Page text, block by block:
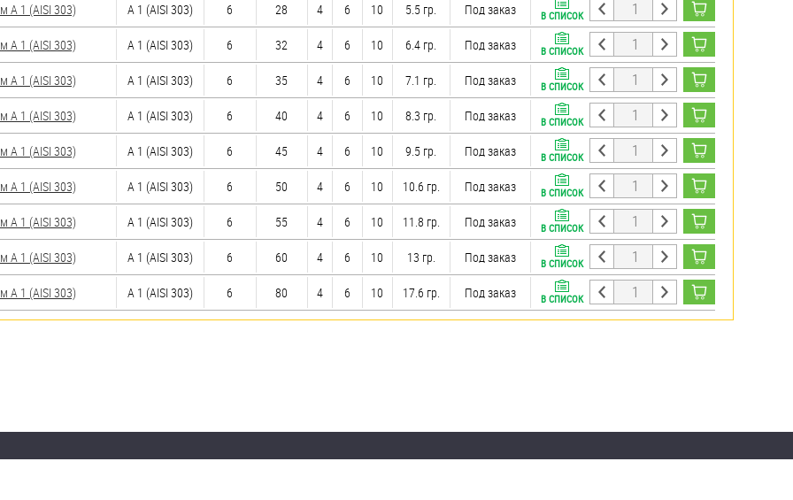
А 1 (AISI 303) А 1 (AISI 303) 6 28 4 6 10 5.5 гр. Под заказ В СПИСОК
А 1 (AISI 303) А 1 (AISI 303) 6 32 4 6 10 6.4 гр. Под заказ В СПИСОК
А 1 (AISI 303) А 1 (AISI 303) 6 35 4 6 10 7.1 гр. Под заказ В СПИСОК
А 1 (AISI 303) А 1 (AISI 303) 6 40 4 6 10 8.3 гр. Под заказ В СПИСОК
А 1 (AISI 303) А 1 (AISI 303) 6 45 4 6 10 9.5 гр. Под заказ В СПИСОК
А 1 (AISI 303) А 1 (AISI 303) 6 50 4 6 10 10.6 гр. Под заказ В СПИСОК
А 1 (AISI 303) А 1 (AISI 303) 6 55 4 6 10 11.8 гр. Под заказ В СПИСОК
А 1 (AISI 303) А 1 (AISI 303) 6 60 4 6 10 13 гр. Под заказ В СПИСОК
А 1 (AISI 303) А 1 (AISI 303) 6 80 4 6 10 17.6 гр. Под заказ В СПИСОК